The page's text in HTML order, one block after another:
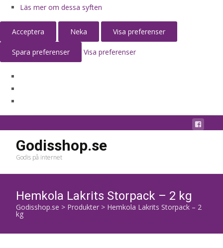
Läs mer om dessa syften
Acceptera Neka Visa preferenser
Spara preferenser Visa preferenser
Godisshop.se
Godis på internet
Hemkola Lakrits Storpack – 2 kg
Godisshop.se > Produkter > Hemkola Lakrits Storpack – 2
kg